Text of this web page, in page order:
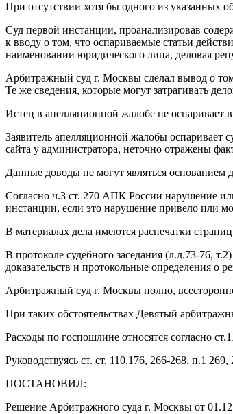
При отсутствии хотя бы одного из указанных
Суд первой инстанции, проанализировав
к вводу о том, что оспариваемые статьи
наименовании юридического лица, деловая
Арбитражный суд г. Москвы сделал вывод о
Те же сведения, которые могут затрагивать
Истец в апелляционной жалобе не оспаривает
Заявитель апелляционной жалобы оспаривает
сайта у администратора, неточно отражены
Данные доводы не могут являться основанием
Согласно ч.3 ст. 270 АПК России нарушение
инстанции, если это нарушение привело или
В материалах дела имеются распечатки
В протоколе судебного заседания (л.д.73-76,
доказательств и протокольные определения о
Арбитражный суд г. Москвы полно,
При таких обстоятельствах Девятый
Расходы по госпошлине относятся согласно
Руководствуясь ст. ст. 110,176, 266-268, п.1
ПОСТАНОВИЛ:
Решение Арбитражного суда г. Москвы от